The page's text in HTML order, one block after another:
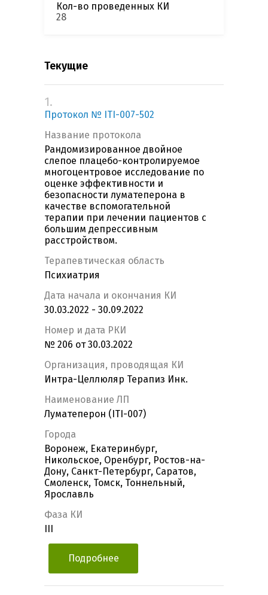
Кол-во проведенных КИ
28
Текущие
1.
Протокол № ITI-007-502
Название протокола
Рандомизированное двойное
слепое плацебо-контролируемое
многоцентровое исследование по
оценке эффективности и
безопасности луматеперона в
качестве вспомогательной
терапии при лечении пациентов с
большим депрессивным
расстройством.
Терапевтическая область
Психиатрия
Дата начала и окончания КИ
30.03.2022 - 30.09.2022
Номер и дата РКИ
№ 206 от 30.03.2022
Организация, проводящая КИ
Интра-Целлюляр Терапиз Инк.
Наименование ЛП
Луматеперон (ITI-007)
Города
Воронеж, Екатеринбург,
Никольское, Оренбург, Ростов-на-
Дону, Санкт-Петербург, Саратов,
Смоленск, Томск, Тоннельный,
Ярославль
Фаза КИ
Подробнее